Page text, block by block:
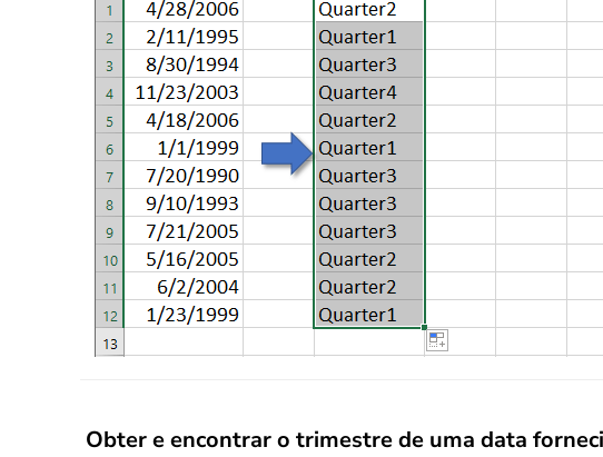
Obter e encontrar o trimestre de uma data